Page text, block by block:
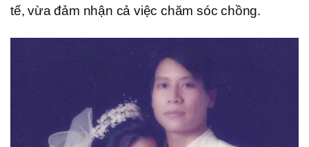
tế, vừa đảm nhận cả việc chăm sóc chồng.